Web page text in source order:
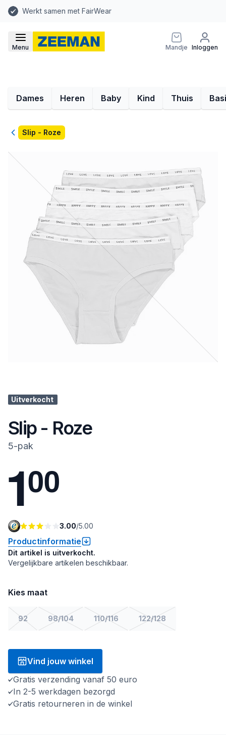
Werkt samen met FairWear
Menu Mandje Inloggen
Dames Heren Baby Kind Thuis
TerugSlip - Roze
Uitverkocht
Slip - Roze
5-pak
100
3.00/5.00
Productinformatie
Dit artikel is uitverkocht.
Vergelijkbare artikelen beschikbaar.
Kies maat
92 98/104 110/116 122/128
Vind jouw winkel
Gratis verzending vanaf 50 euro
In 2-5 werkdagen bezorgd
Gratis retourneren in de winkel